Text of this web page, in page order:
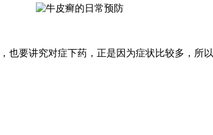
要讲究对症下药，正是因为症状比较多，所